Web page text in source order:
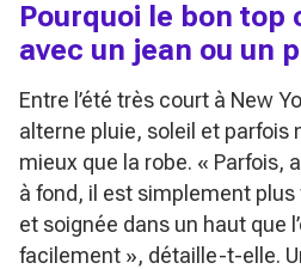
Pourquoi le bon top
avec un jean ou un
Entre l’été très court à New
alterne pluie, soleil et parfois
mieux que la robe. « Parfois,
à fond, il est simplement
et soignée dans un haut que
facilement », détaille-t-elle.